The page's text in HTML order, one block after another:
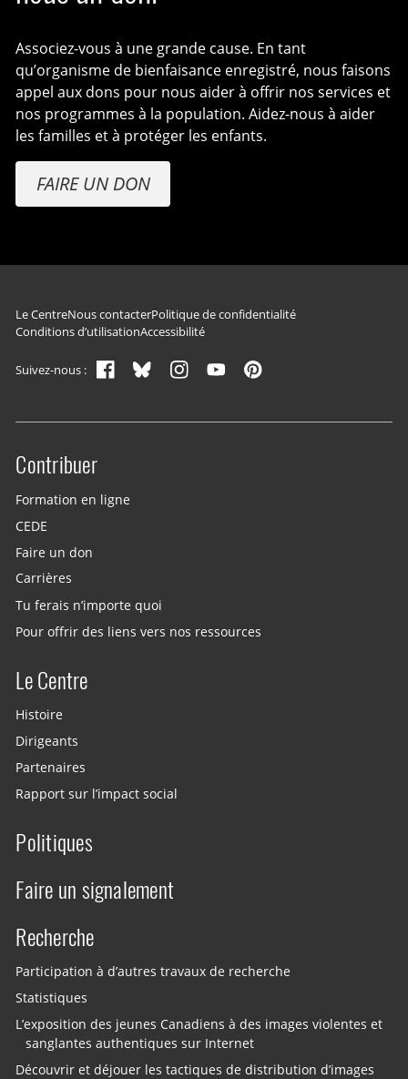
Associez-vous à une grande cause. En tant
qu’organisme de bienfaisance enregistré, nous faisons
appel aux dons pour nous aider à offrir nos services et
nos programmes à la population. Aidez-nous à aider
les familles et à protéger les enfants.
FAIRE UN DON
Navigation du pied de page
Le CentreNous contacterPolitique de confidentialité
Conditions d’utilisationAccessibilité
Suivez-nous :
Site menu
Contribuer
Formation en ligne
CEDE
Faire un don
Carrières
Tu ferais n’importe quoi
Pour offrir des liens vers nos ressources
Le Centre
Histoire
Dirigeants
Partenaires
Rapport sur l’impact social
Politiques
Faire un signalement
Recherche
Participation à d’autres travaux de recherche
Statistiques
L’exposition des jeunes Canadiens à des images violentes et
sanglantes authentiques sur Internet
Découvrir et déjouer les tactiques de distribution d’images